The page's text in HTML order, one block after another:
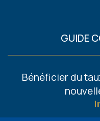
GUIDE
Footer
Bénéficier du